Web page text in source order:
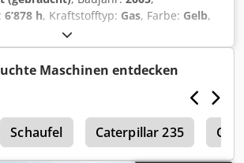
6’878 h, Kraftstofftyp: Gas, Farbe: Gelb,
Zustand: sehr gut Optischer
Credpfx Afjzqvxbodef Wenden Sie sich
um weitere Informationen zu
Maschinen entdecken
Schaufel Caterpillar 235